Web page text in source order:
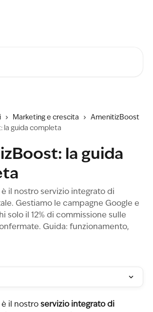
Marketing e crescita
AmenitizBoost
la guida completa
la guida
il nostro servizio integrato di
Gestiamo le campagne Google e
solo il 12% di commissione sulle
Guida: funzionamento,
il nostro servizio integrato di